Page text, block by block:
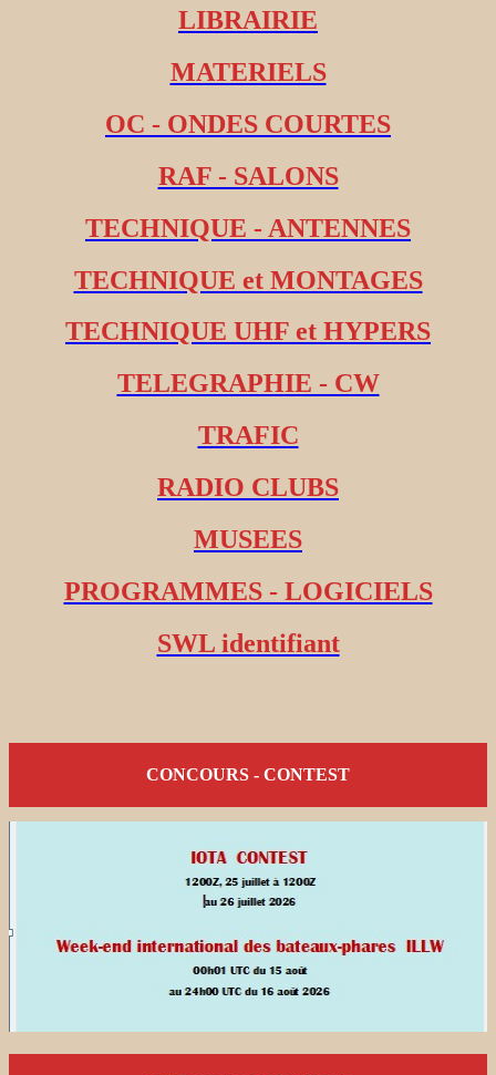
LIBRAIRIE
MATERIELS
OC - ONDES COURTES
RAF - SALONS
TECHNIQUE - ANTENNES
TECHNIQUE et MONTAGES
TECHNIQUE UHF et HYPERS
TELEGRAPHIE - CW
TRAFIC
RADIO CLUBS
MUSEES
PROGRAMMES - LOGICIELS
SWL identifiant
CONCOURS - CONTEST